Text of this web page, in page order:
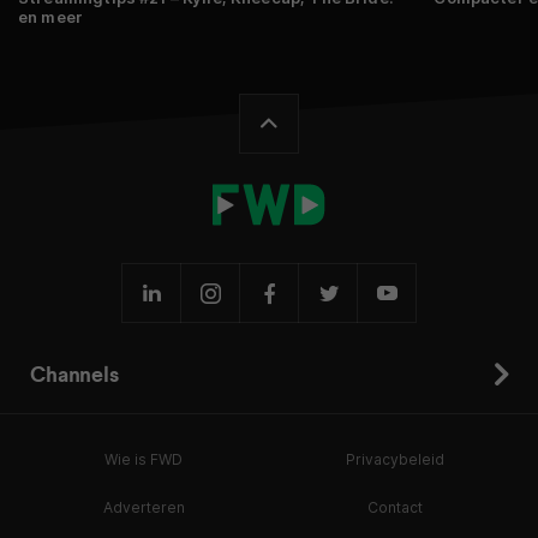
en meer
Channels
Wie is FWD Privacybeleid
Adverteren Contact